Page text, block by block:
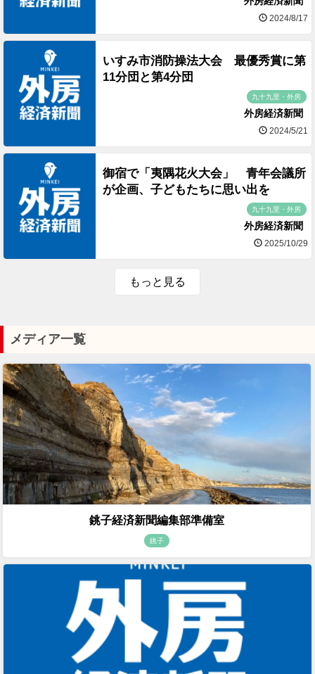
2024/8/17
いすみ市消防操法大会 最優秀賞に第
11分団と第4分団
九十九里・外房
外房経済新聞
2024/5/21
御宿で「夷隅花火大会」 青年会議所
が企画、子どもたちに思い出を
九十九里・外房
外房経済新聞
2025/10/29
もっと見る
メディア一覧
銚子経済新聞編集部準備室
銚子